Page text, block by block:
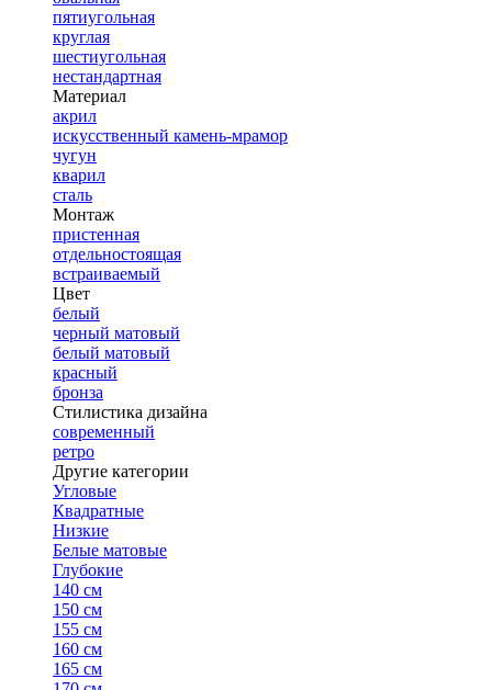
пятиугольная
круглая
шестиугольная
нестандартная
Материал
акрил
искусственный камень-мрамор
чугун
кварил
сталь
Монтаж
пристенная
отдельностоящая
встраиваемый
Цвет
белый
черный матовый
белый матовый
красный
бронза
Стилистика дизайна
современный
ретро
Другие категории
Угловые
Квадратные
Низкие
Белые матовые
Глубокие
140 см
150 см
155 см
160 см
165 см